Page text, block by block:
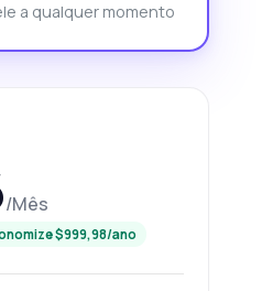
a qualquer momento
/Mês
$999,98/ano